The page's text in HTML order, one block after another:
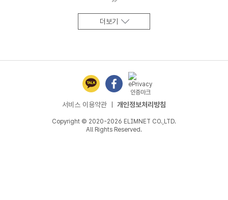
더보기
서비스 이용약관 개인정보처리방침
Copyright © 2020-2026 ELIMNET CO.,LTD.
All Rights Reserved.